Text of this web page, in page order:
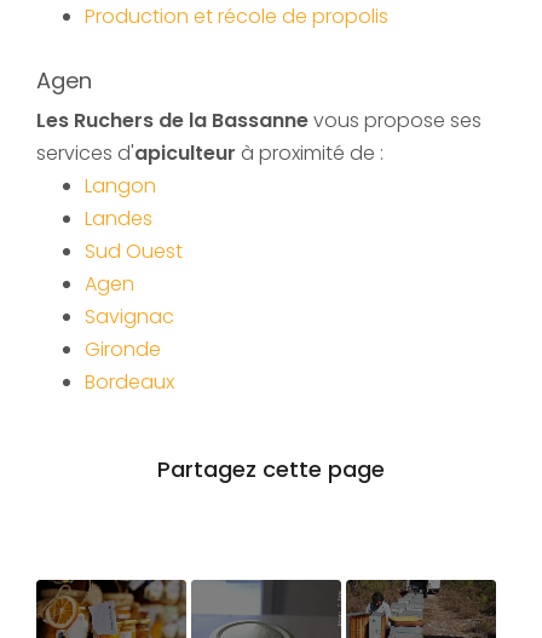
Production et récole de propolis
Agen
Les Ruchers de la Bassannevous propose ses
services d'apiculteur à proximité de :
Langon
Landes
Sud Ouest
Agen
Savignac
Gironde
Bordeaux